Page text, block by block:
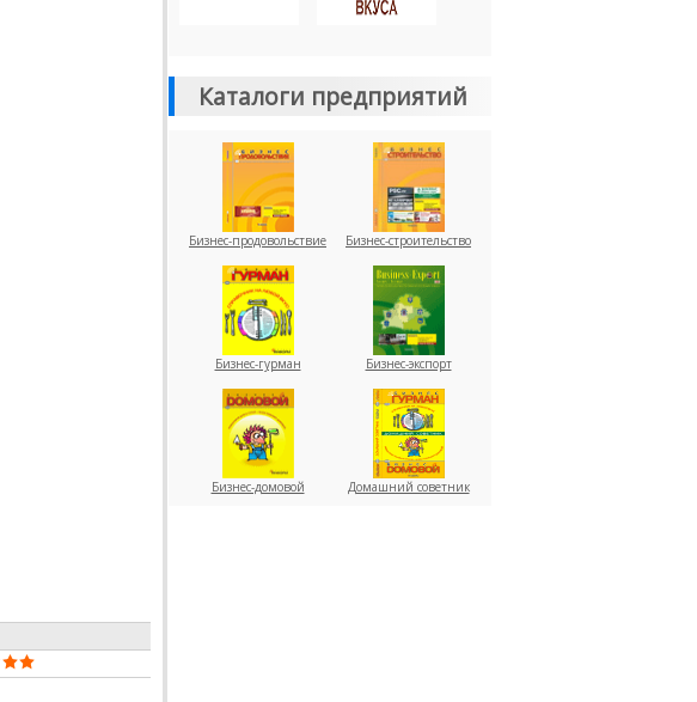
Каталоги предприятий
Бизнес-продовольствие Бизнес-строительство
Бизнес-гурман Бизнес-экспорт
Бизнес-домовой Домашний советник